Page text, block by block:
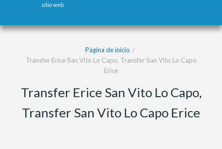
sitio web.
Página de inicio
Transfer Erice San Vito Lo Capo, Transfer San Vito Lo Capo
Erice
Transfer Erice San Vito Lo Capo,
Transfer San Vito Lo Capo Erice